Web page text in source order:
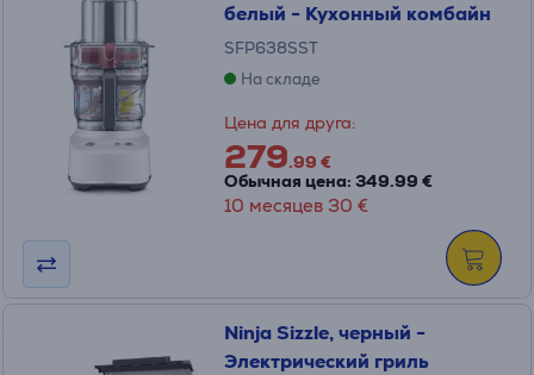
белый - Кухонный комбайн
SFP638SST
На складе
Цена для друга:
279.99 €
Обычная цена: 349.99 €
10 месяцев 30 €
Ninja Sizzle, черный -
Электрический гриль